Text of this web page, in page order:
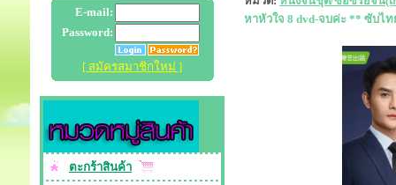
E-mail:
Password:
[ สมัครสมาชิกใหม่ ]
ตะกร้าสินค้า
หาหัวใจ 8 dvd-จบค่ะ ** ซับไท